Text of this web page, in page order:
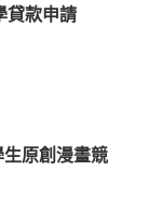
貸款申請
原創漫畫競